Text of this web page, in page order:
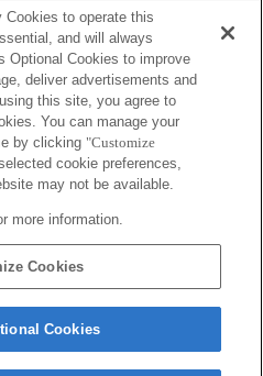
to operate this
and will always
Optional Cookies to improve
deliver advertisements and
this site, you agree to
You can manage your
by clicking "Customize
cookie preferences,
may not be available.
more information.
Cookies
Cookies